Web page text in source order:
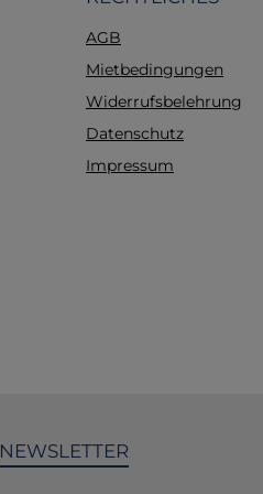
der
Der Griff ist aus
und
Helligkeit der
AGB
Mietbedingungen
Widerrufsbelehrung
Datenschutz
Impressum
NEWSLETTER